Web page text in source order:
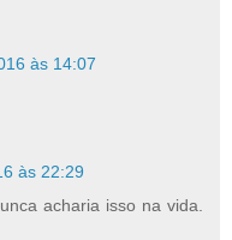
às 14:07
às 22:29
acharia isso na vida.